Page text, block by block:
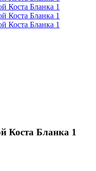
Коста Бланка 1